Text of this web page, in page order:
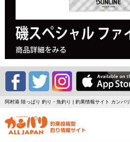
阿村港 陸っぱり 釣り・魚釣り | 釣果情報サイト カンパリ